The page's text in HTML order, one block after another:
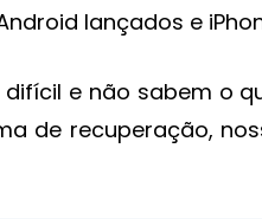
lançados e
e não sabem o
de recuperação,